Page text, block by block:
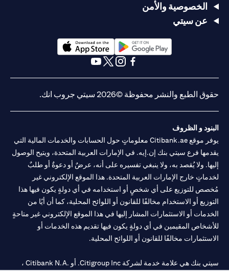
الخصوصية والأمن
عن سيتي
(opens in a new tab)
حقوق الطبع والنشر محفوظة ©2026 سيتي جروب انك.
البنود و الظروف
يوفر موقع Citibank.ae معلوماتٍ حول الحسابات والخدمات المالية التي
يقدمها فرع سيتي بنك إن.إيه. في الإمارات العربية المتحدة، ويتيح الوصول
إليها. ولا يُقصد به، ولا ينبغي تفسيره على أنه، عرضٌ أو دعوةٌ أو طلبٌ
لخدماتٍ خارج الإمارات العربية المتحدة. هذا الموقع الإلكتروني غير
مُخصص للتوزيع على أي شخصٍ أو استخدامه في أي دولةٍ يكون فيها هذا
التوزيع أو الاستخدام مخالفًا للقانون أو اللوائح المحلية، كما أن أيًا من
الخدمات أو الاستثمارات المشار إليها في هذا الموقع الإلكتروني غير متاحةٍ
للأشخاص المقيمين في أي دولةٍ يكون فيها تقديم هذه الخدمات أو
الاستثمارات مخالفًا للقانون أو اللوائح المحلية.
سيتي بنك هي علامة خدمة لشركة Citigroup Inc. أو .Citibank N.A ،